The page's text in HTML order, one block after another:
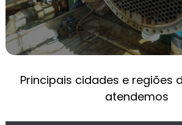
TREINAMENTOS NR13
TREINAMENTO OPERADOR DE
NR 13 TREINAMENTO
OPERADOR DE CALDEIRA NR13
EMPRESAS DE MANUTENÇÃO
Principais cidades e regiões
atendemos